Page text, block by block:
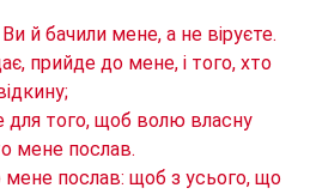
й бачили мене, а не віруєте.
прийде до мене, і того, хто
для того, щоб волю власну
мене послав.
послав: щоб з усього, що